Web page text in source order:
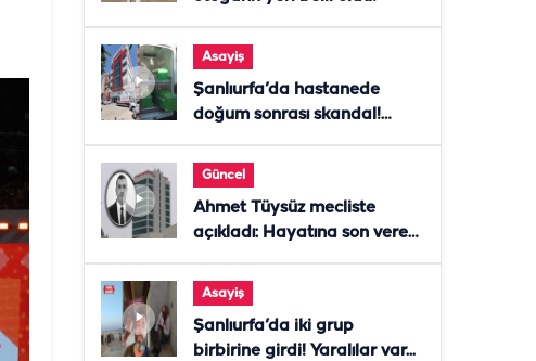
Asayiş
Şanlıurfa’da hastanede
doğum sonrası skandal!
Güncel
Ahmet Tüysüz mecliste
açıkladı: Hayatına son veren
ölmezdim" notunu bıraktı
Asayiş
Şanlıurfa’da iki grup
birbirine girdi! Yaralılar var...